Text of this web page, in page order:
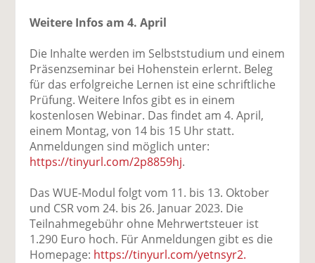
Weitere Infos am 4. April
Die Inhalte werden im Selbststudium und einem
Präsenzseminar bei Hohenstein erlernt. Beleg
für das erfolgreiche Lernen ist eine schriftliche
Prüfung. Weitere Infos gibt es in einem
kostenlosen Webinar. Das findet am 4. April,
einem Montag, von 14 bis 15 Uhr statt.
Anmeldungen sind möglich unter:
https://tinyurl.com/2p8859hj.
Das WUE-Modul folgt vom 11. bis 13. Oktober
und CSR vom 24. bis 26. Januar 2023. Die
Teilnahmegebühr ohne Mehrwertsteuer ist
1.290 Euro hoch. Für Anmeldungen gibt es die
Homepage: https://tinyurl.com/yetnsyr2.